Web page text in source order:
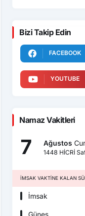
Bizi Takip Edin
FACEBOOK
YOUTUBE
Namaz Vakitleri
7 Ağustos
1448 HİCRİ
İMSAK VAKTINE KALAN
İmsak
Güneş